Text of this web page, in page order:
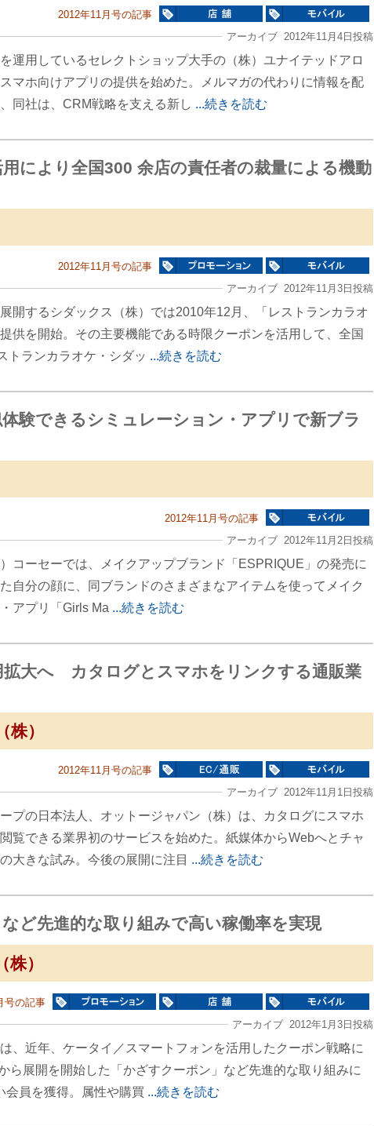
2012年11月号の記事
アーカイブ 2012年11月4日投稿
運用しているセレクトショップ大手の（株）ユナイテッドアロ
マホ向けアプリの提供を始めた。メルマガの代わりに情報を配
同社は、CRM戦略を支える新し ...続きを読む
により全国300 余店の責任者の裁量による機動
2012年11月号の記事
アーカイブ 2012年11月3日投稿
開するシダックス（株）では2010年12月、「レストランカラオ
供を開始。その主要機能である時限クーポンを活用して、全国
トランカラオケ・シダッ ...続きを読む
験できるシミュレーション・アプリで新ブラ
2012年11月号の記事
アーカイブ 2012年11月2日投稿
コーセーでは、メイクアップブランド「ESPRIQUE」の発売に
自分の顔に、同ブランドのさまざまなアイテムを使ってメイク
アプリ「Girls Ma ...続きを読む
拡大へ カタログとスマホをリンクする通販業
）
2012年11月号の記事
アーカイブ 2012年11月1日投稿
プの日本法人、オットージャパン（株）は、カタログにスマホ
覧できる業界初のサービスを始めた。紙媒体からWebへとチャ
大きな試み。今後の展開に注目 ...続きを読む
など先進的な取り組みで高い稼働率を実現
）
号の記事
アーカイブ 2012年1月3日投稿
、近年、ケータイ／スマートフォンを活用したクーポン戦略に
ら展開を開始した「かざすクーポン」など先進的な取り組みに
会員を獲得。属性や購買 ...続きを読む